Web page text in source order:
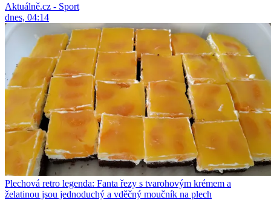
Aktuálně.cz - Sport
dnes, 04:14
Plechová retro legenda: Fanta řezy s tvarohovým krémem a
želatinou jsou jednoduchý a vděčný moučník na plech